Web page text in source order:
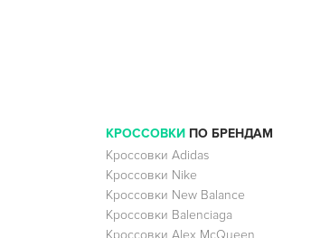
КРОССОВКИ ПО БРЕНДАМ
Кроссовки Adidas
Кроссовки Nike
Кроссовки New Balance
Кроссовки Balenciaga
Кроссовки Alex McQueen